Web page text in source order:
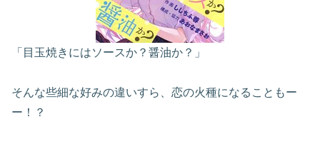
「目玉焼きにはソースか？醤油か？」
そんな些細な好みの違いすら、恋の火種になることもー
ー！？